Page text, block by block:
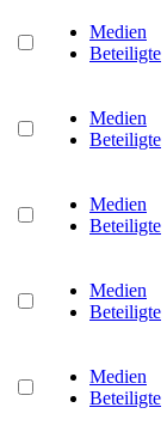
Medien
Beteiligte
Medien
Beteiligte
Medien
Beteiligte
Medien
Beteiligte
Medien
Beteiligte